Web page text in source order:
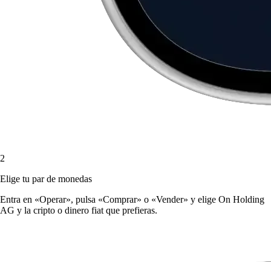
2
Elige tu par de monedas
Entra en «Operar», pulsa «Comprar» o «Vender» y elige On Holding
AG y la cripto o dinero fiat que prefieras.